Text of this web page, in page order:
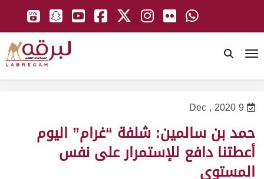
9 Dec , 2020
حمد بن سالمين: شلفة “غرام” اليوم
أعطتنا دافع للإستمرار على نفس
المستوى